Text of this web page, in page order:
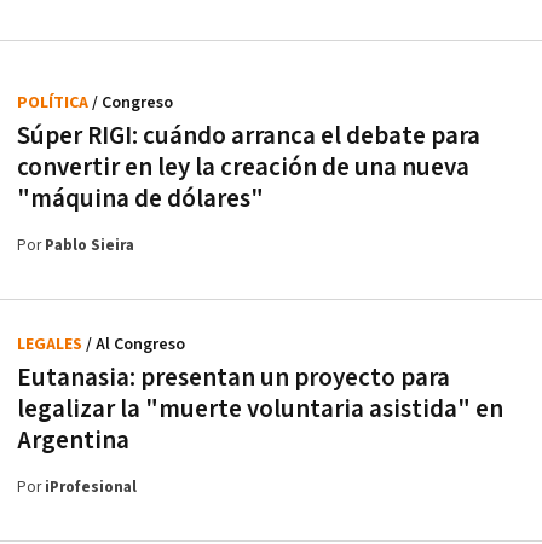
Súper RIGI: cuándo arranca el debate para
convertir en ley la creación de una nueva
"máquina de dólares"
POLÍTICA/ Congreso
PorPablo Sieira
Eutanasia: presentan un proyecto para
legalizar la "muerte voluntaria asistida" en
Argentina
LEGALES / Al Congreso
PoriProfesional